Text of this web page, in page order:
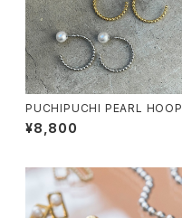
PUCHIPUCHI PEARL HOOP
¥8,800